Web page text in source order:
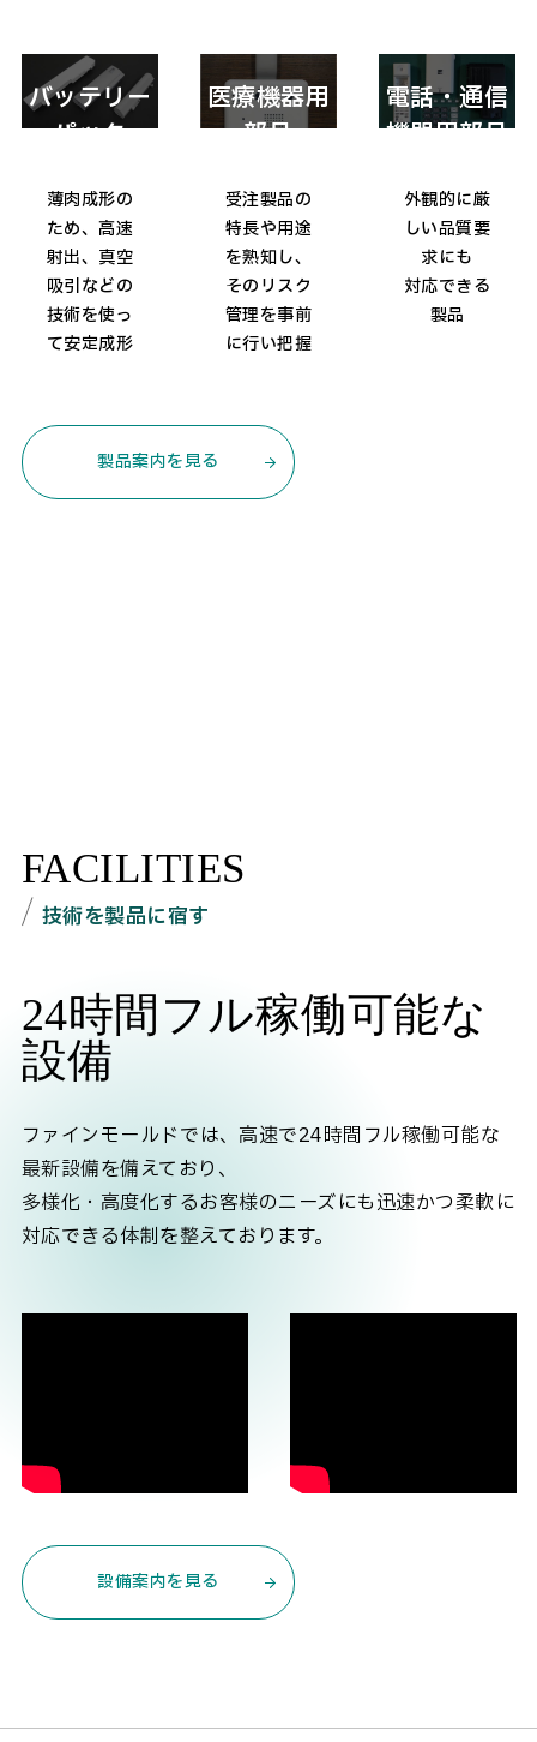
バッテリー
パック
薄肉成形の
ため、高速
射出、真空
吸引などの
技術を使っ
て安定成形
医療機器用
部品
受注製品の
特長や用途
を熟知し、
そのリスク
管理を事前
に行い把握
電話・通信
機器用部品
外観的に厳
しい品質要
求にも
対応できる
製品
製品案内を見る
FACILITIES
技術を製品に宿す
24時間フル稼働可能な
設備
ファインモールドでは、高速で24時間フル稼働可能な
最新設備を備えており、
多様化・高度化するお客様のニーズにも迅速かつ柔軟に
対応できる体制を整えております。
設備案内を見る